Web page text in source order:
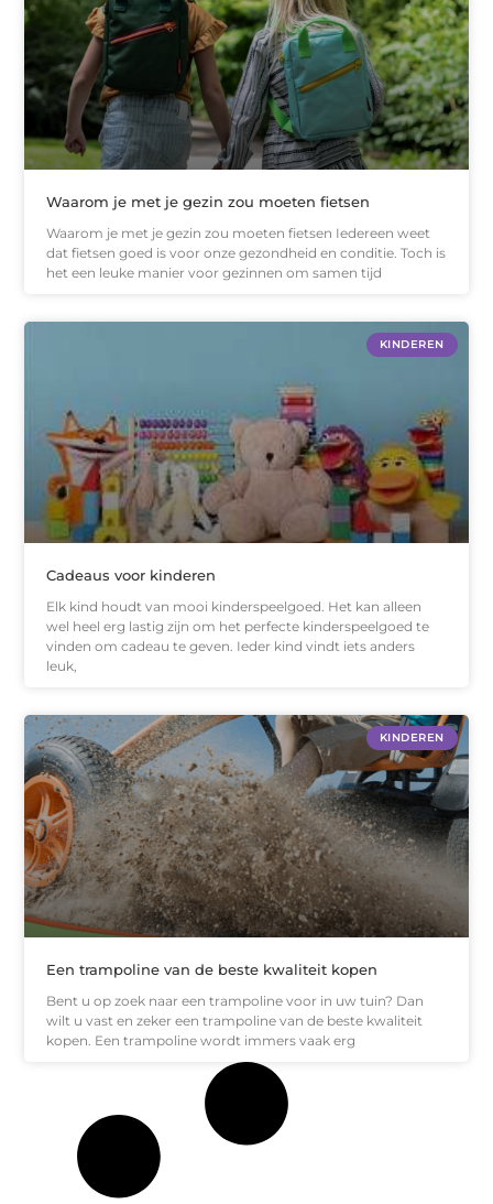
Waarom je met je gezin zou moeten fietsen
Waarom je met je gezin zou moeten fietsen Iedereen weet
dat fietsen goed is voor onze gezondheid en conditie. Toch is
het een leuke manier voor gezinnen om samen tijd
KINDEREN
Cadeaus voor kinderen
Elk kind houdt van mooi kinderspeelgoed. Het kan alleen
wel heel erg lastig zijn om het perfecte kinderspeelgoed te
vinden om cadeau te geven. Ieder kind vindt iets anders
leuk,
KINDEREN
Een trampoline van de beste kwaliteit kopen
Bent u op zoek naar een trampoline voor in uw tuin? Dan
wilt u vast en zeker een trampoline van de beste kwaliteit
kopen. Een trampoline wordt immers vaak erg